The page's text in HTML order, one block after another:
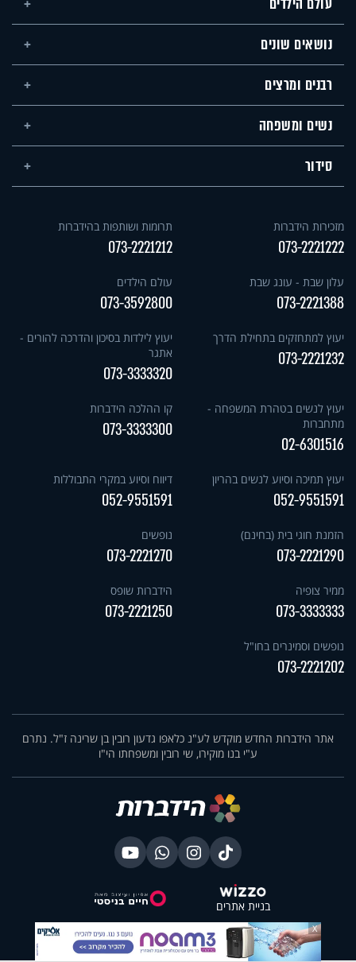
עולם הילדים
נושאים שונים
רבנים ומרצים
נשים ומשפחה
סידור
מזכירות הידברות
073-2221222
תרומות ושותפות בהידברות
073-2221212
עלון שבת - עונג שבת
073-2221388
עולם הילדים
073-3592800
יעוץ למתחזקים בתחילת הדרך
073-2221232
יעוץ לילדות בסיכון והדרכה להורים -
אתגר
073-3333320
יעוץ לנשים בטהרת המשפחה -
מתחברות
02-6301516
קו ההלכה הידברות
073-3333300
יעוץ תמיכה וסיוע לנשים בהריון
052-9551591
דיווח וסיוע במקרי התבוללות
052-9551591
הזמנת חוגי בית (בחינם)
073-2221290
נופשים
073-2221270
ממיר צופיה
073-3333333
הידברות שופס
073-2221250
נופשים וסמינרים בחו"ל
073-2221202
אתר הידברות החדש מוקדש לע"נ כלאפו גדעון רובין בן שרינה ז"ל. נתרם
ע"י בנו מוקירו, שי רובין ומשפחתו הי"ו
בניית אתרים
X